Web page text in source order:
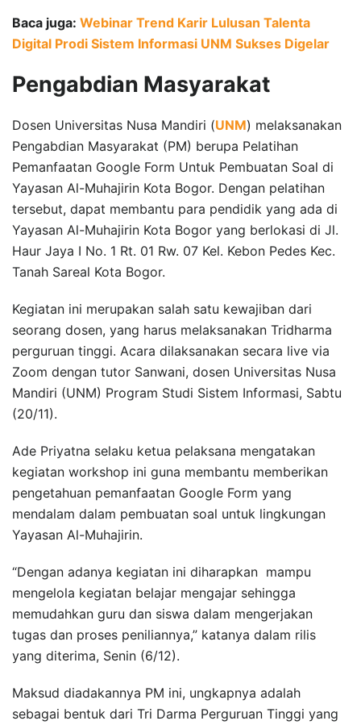
Baca juga: Webinar Trend Karir Lulusan Talenta
Digital Prodi Sistem Informasi UNM Sukses Digelar
Pengabdian Masyarakat
Dosen Universitas Nusa Mandiri (UNM) melaksanakan
Pengabdian Masyarakat (PM) berupa Pelatihan
Pemanfaatan Google Form Untuk Pembuatan Soal di
Yayasan Al-Muhajirin Kota Bogor. Dengan pelatihan
tersebut, dapat membantu para pendidik yang ada di
Yayasan Al-Muhajirin Kota Bogor yang berlokasi di Jl.
Haur Jaya I No. 1 Rt. 01 Rw. 07 Kel. Kebon Pedes Kec.
Tanah Sareal Kota Bogor.
Kegiatan ini merupakan salah satu kewajiban dari
seorang dosen, yang harus melaksanakan Tridharma
perguruan tinggi. Acara dilaksanakan secara live via
Zoom dengan tutor Sanwani, dosen Universitas Nusa
Mandiri (UNM) Program Studi Sistem Informasi, Sabtu
(20/11).
Ade Priyatna selaku ketua pelaksana mengatakan
kegiatan workshop ini guna membantu memberikan
pengetahuan pemanfaatan Google Form yang
mendalam dalam pembuatan soal untuk lingkungan
Yayasan Al-Muhajirin.
“Dengan adanya kegiatan ini diharapkan mampu
mengelola kegiatan belajar mengajar sehingga
memudahkan guru dan siswa dalam mengerjakan
tugas dan proses peniliannya,” katanya dalam rilis
yang diterima, Senin (6/12).
Maksud diadakannya PM ini, ungkapnya adalah
sebagai bentuk dari Tri Darma Perguruan Tinggi yang